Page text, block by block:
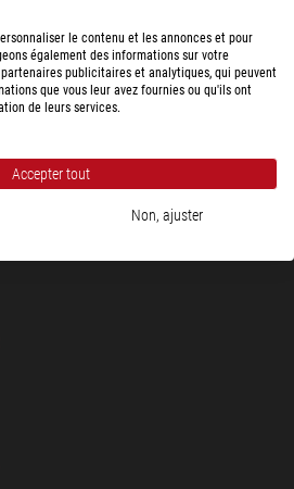
le contenu et les annonces et pour
également des informations sur votre
publicitaires et analytiques, qui peuvent
que vous leur avez fournies ou qu'ils ont
de leurs services.
Accepter tout
Non, ajuster